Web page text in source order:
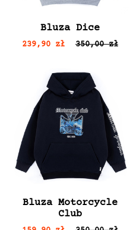
Bluza Dice
239,90 zł 350,00 zł
Bluza Motorcycle
Club